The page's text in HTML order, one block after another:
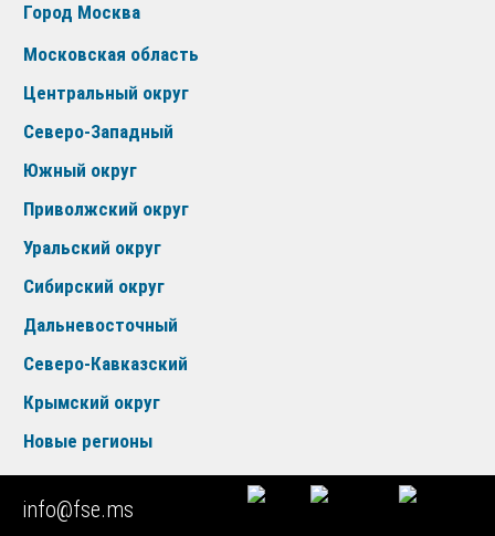
Город Москва
Московская область
Центральный округ
Северо-Западный
Южный округ
Приволжский округ
Уральский округ
Сибирский округ
Дальневосточный
Северо-Кавказский
Крымский округ
Новые регионы
КОНСУЛЬТАЦИЯ ЭКСПЕРТА
info@fse.ms